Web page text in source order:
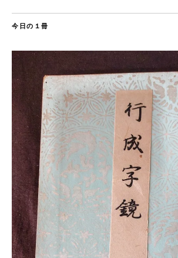
今日の１冊